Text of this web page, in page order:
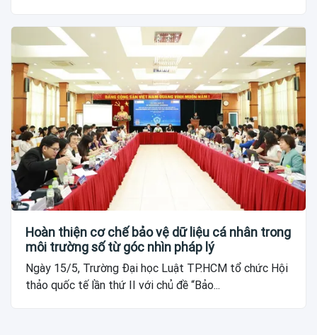
Hoàn thiện cơ chế bảo vệ dữ liệu cá nhân trong
môi trường số từ góc nhìn pháp lý
Ngày 15/5, Trường Đại học Luật TP.HCM tổ chức Hội
thảo quốc tế lần thứ II với chủ đề “Bảo...